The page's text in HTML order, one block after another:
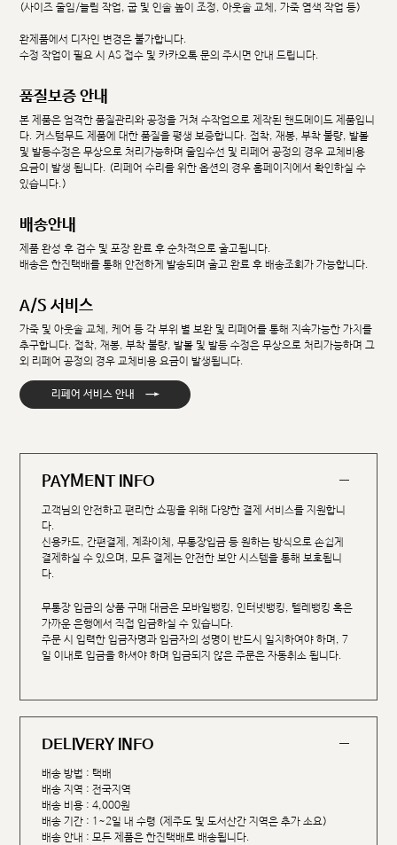
(사이즈 줄임/늘림 작업, 굽 및 인솔 높이 조정, 아웃솔 교체, 가죽 염색 작업 등)
완제품에서 디자인 변경은 불가합니다.
수정 작업이 필요 시 AS 접수 및 카카오톡 문의 주시면 안내 드립니다.
품질보증 안내
본 제품은 엄격한 품질관리와 공정을 거쳐 수작업으로 제작된 핸드메이드 제품입니
다. 커스텀무드 제품에 대한 품질을 평생 보증합니다. 접착, 재봉, 부착 불량, 발볼
및 발등수정은 무상으로 처리가능하며 줄임수선 및 리페어 공정의 경우 교체비용
요금이 발생 됩니다. (리페어 수리를 위한 옵션의 경우 홈페이지에서 확인하실 수
있습니다.)
배송안내
제품 완성 후 검수 및 포장 완료 후 순차적으로 출고됩니다.
배송은 한진택배를 통해 안전하게 발송되며 출고 완료 후 배송조회가 가능합니다.
A/S 서비스
가죽 및 아웃솔 교체, 케어 등 각 부위 별 보완 및 리페어를 통해 지속가능한 가치를
추구합니다. 접착, 재봉, 부착 불량, 발볼 및 발등 수정은 무상으로 처리가능하며 그
외 리페어 공정의 경우 교체비용 요금이 발생됩니다.
리페어 서비스 안내 →
PAYMENT INFO
고객님의 안전하고 편리한 쇼핑을 위해 다양한 결제 서비스를 지원합니
다.
신용카드, 간편결제, 계좌이체, 무통장입금 등 원하는 방식으로 손쉽게
결제하실 수 있으며, 모든 결제는 안전한 보안 시스템을 통해 보호됩니
다.
무통장 입금의 상품 구매 대금은 모바일뱅킹, 인터넷뱅킹, 텔레뱅킹 혹은
가까운 은행에서 직접 입금하실 수 있습니다.
주문 시 입력한 입금자명과 입금자의 성명이 반드시 일치하여야 하며, 7
일 이내로 입금을 하셔야 하며 입금되지 않은 주문은 자동취소 됩니다.
DELIVERY INFO
배송 방법 : 택배
배송 지역 : 전국지역
배송 비용 : 4,000원
배송 기간 : 1~2일 내 수령 (제주도 및 도서산간 지역은 추가 소요)
배송 안내 : 모든 제품은 한진택배로 배송됩니다.